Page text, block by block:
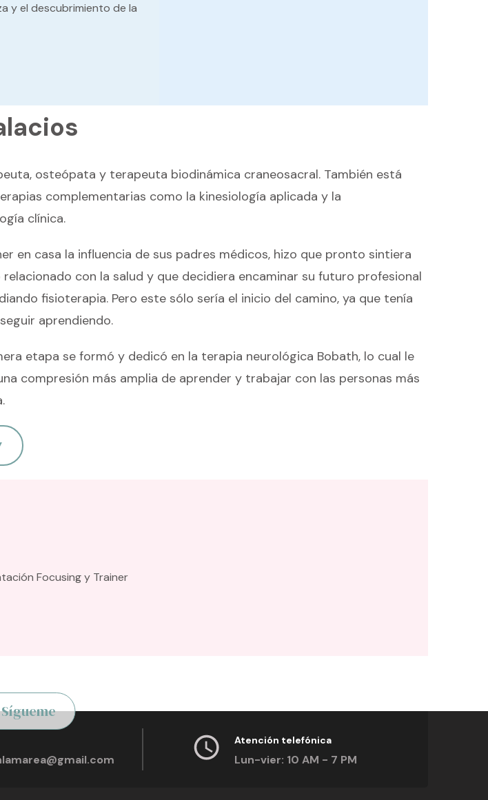
y el descubrimiento de la
osteópata y terapeuta biodinámica craneosacral. También está
complementarias como la kinesiología aplicada y la
clínica.
en casa la influencia de sus padres médicos, hizo que pronto sintiera
con la salud y que decidiera encaminar su futuro profesional
fisioterapia. Pero este sólo sería el inicio del camino, ya que tenía
aprendiendo.
etapa se formó y dedicó en la terapia neurológica Bobath, lo cual le
compresión más amplia de aprender y trabajar con las personas más
Focusing y Trainer
Sígueme
Atención telefónica
Lun-vier: 10 AM - 7 PM